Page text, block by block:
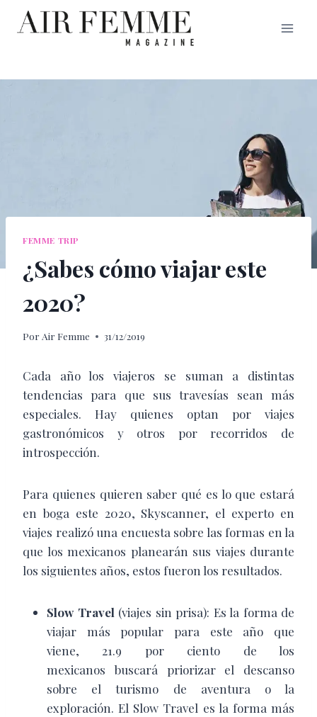
Saltar
FEMME TRIP
¿Sabes cómo viajar este
2020?
Por Air Femme 31/12/2019
Cada año los viajeros se suman a distintas
tendencias para que sus travesías sean más
especiales. Hay quienes optan por viajes
gastronómicos y otros por recorridos de
introspección.
Para quienes quieren saber qué es lo que estará
en boga este 2020, Skyscanner, el experto en
viajes realizó una encuesta sobre las formas en la
que los mexicanos planearán sus viajes durante
los siguientes años, estos fueron los resultados.
Slow Travel (viajes sin prisa): Es la forma de
viajar más popular para este año que
viene, 21.9 por ciento de los
mexicanos buscará priorizar el descanso
sobre el turismo de aventura o la
exploración. El Slow Travel es la forma más